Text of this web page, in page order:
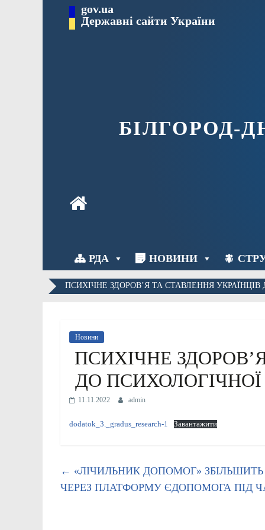
gov.ua
Державні сайти України
БІЛГОРОД-
РДА НОВИНИ
ПСИХІЧНЕ ЗДОРОВ’Я ТА СТАВЛЕННЯ
Новини
ПСИХІЧНЕ
ДО
11.11.2022 admin
dodatok_3._gradus_research-1 Завантажити
← «ЛІЧИЛЬНИК ДОПОМОГ»
ЧЕРЕЗ ПЛАТФОРМУ ЄДОПОМОГА ПІД